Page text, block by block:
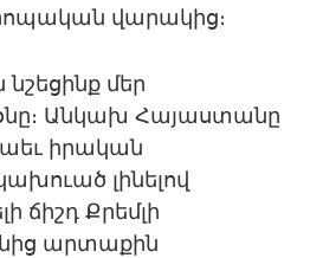
վարակից։
մեր
Անկախ Հայաստանը
իրական
լինելով
ճիշդ Քրեմլի
արտաքին